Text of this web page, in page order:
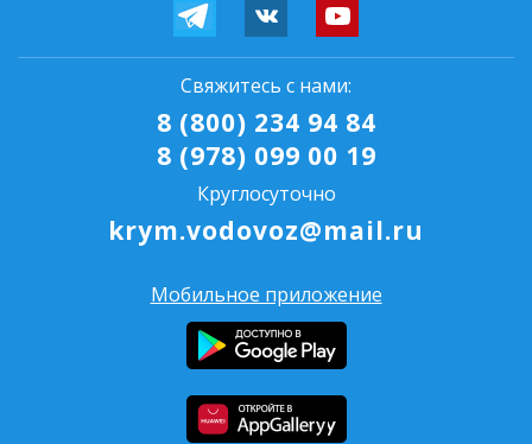
Свяжитесь с нами:
8 (800) 234 94 84
8 (978) 099 00 19
Круглосуточно
krym.vodovoz@mail.ru
Мобильное приложение